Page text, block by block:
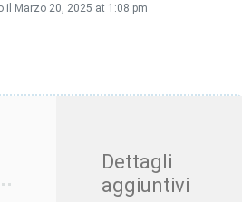
il Marzo 20, 2025 at 1:08 pm
Dettagli
aggiuntivi